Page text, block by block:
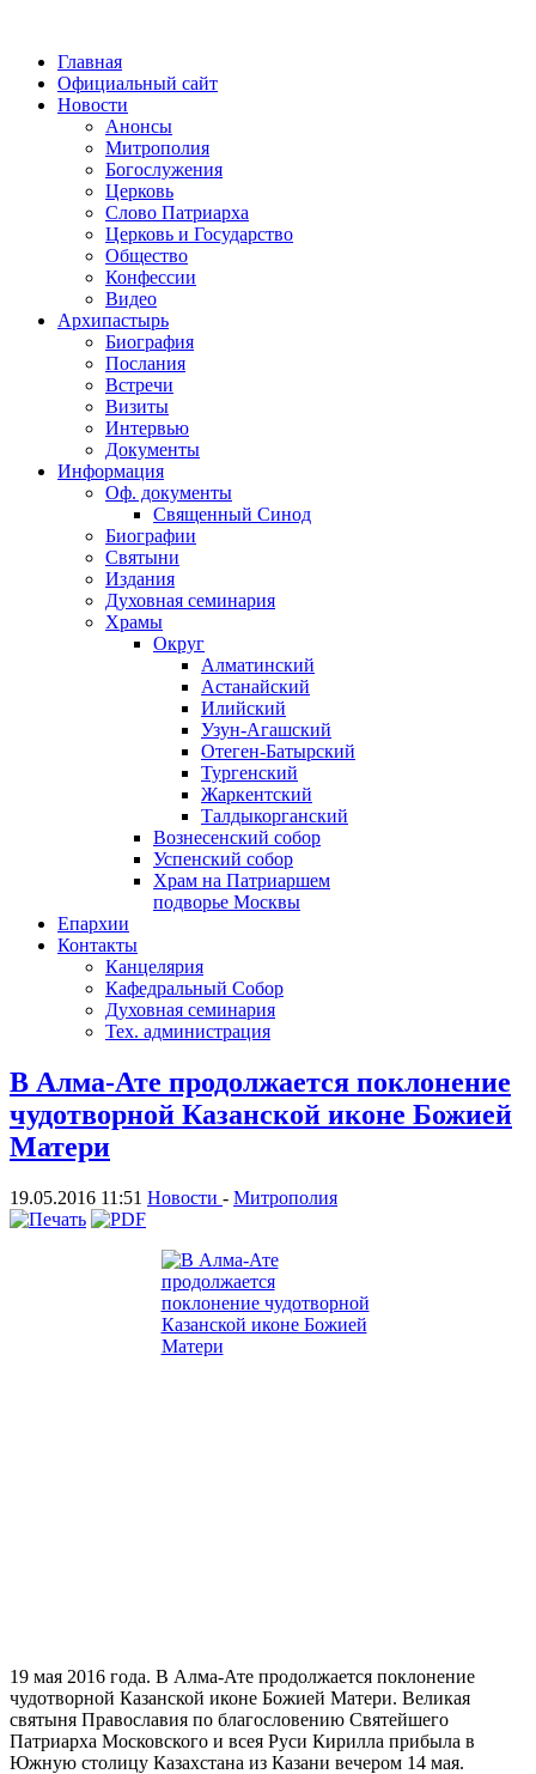
Главная
Официальный сайт
Новости
Анонсы
Митрополия
Богослужения
Церковь
Слово Патриарха
Церковь и Государство
Общество
Конфессии
Видео
Архипастырь
Биография
Послания
Встречи
Визиты
Интервью
Документы
Информация
Оф. документы
Священный Синод
Биографии
Святыни
Издания
Духовная семинария
Храмы
Округ
Алматинский
Астанайский
Илийский
Узун-Агашский
Отеген-Батырский
Тургенский
Жаркентский
Талдыкорганский
Вознесенский собор
Успенский собор
Храм на Патриаршем
подворье Москвы
Епархии
Контакты
Канцелярия
Кафедральный Собор
Духовная семинария
Тех. администрация
В Алма-Ате продолжается поклонение
чудотворной Казанской иконе Божией
Матери
19.05.2016 11:51 Новости - Митрополия
19 мая 2016 года. В Алма-Ате продолжается поклонение
чудотворной Казанской иконе Божией Матери. Великая
святыня Православия по благословению Святейшего
Патриарха Московского и всея Руси Кирилла прибыла в
Южную столицу Казахстана из Казани вечером 14 мая.